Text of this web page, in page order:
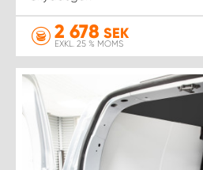
2 678 SEK
EXKL. 25 % MOMS